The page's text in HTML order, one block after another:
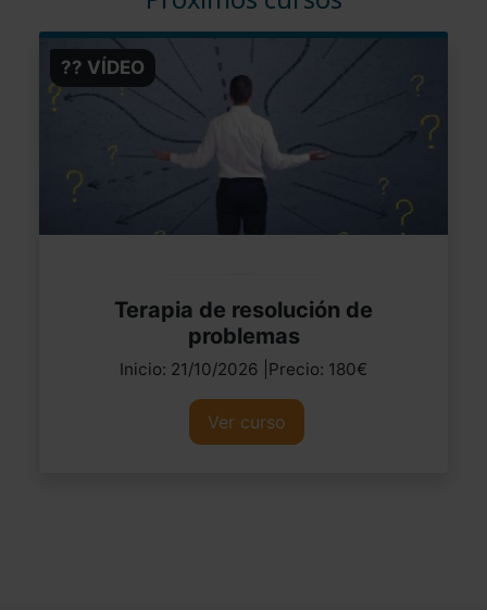
?? VÍDEO
Terapia de resolución de
problemas
Inicio: 21/10/2026 |Precio: 180€
Ver curso